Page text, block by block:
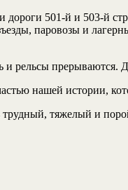
дороги 501-й и 503-й
паровозы и
и рельсы
нашей истории,
тяжелый и